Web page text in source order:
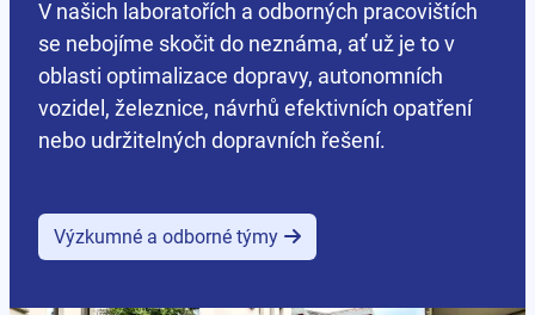
V našich laboratořích a odborných pracovištích
se nebojíme skočit do neznáma, ať už je to v
oblasti optimalizace dopravy, autonomních
vozidel, železnice, návrhů efektivních opatření
nebo udržitelných dopravních řešení.
Výzkumné a odborné týmy